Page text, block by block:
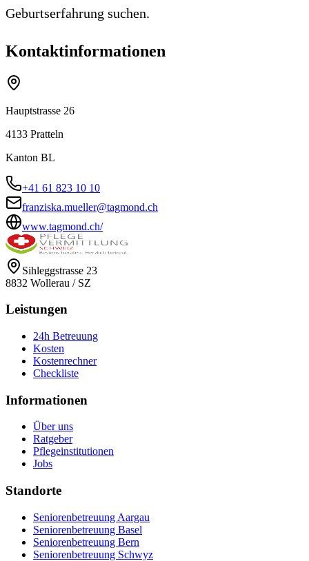
Geburtserfahrung suchen.
Kontaktinformationen
Hauptstrasse 26
4133 Pratteln
Kanton BL
+41 61 823 10 10
franziska.mueller@tagmond.ch
www.tagmond.ch/
Sihleggstrasse 23
8832 Wollerau / SZ
Leistungen
24h Betreuung
Kosten
Kostenrechner
Checkliste
Informationen
Über uns
Ratgeber
Pflegeinstitutionen
Jobs
Standorte
Seniorenbetreuung Aargau
Seniorenbetreuung Basel
Seniorenbetreuung Bern
Seniorenbetreuung Schwyz